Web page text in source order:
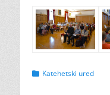
Categories
Katehetski ured